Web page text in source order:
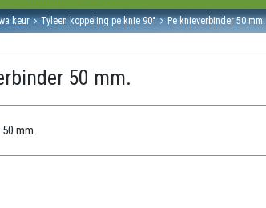
keur Tyleen koppeling pe knie 90° Pe knieverbinder 50 mm.
50 mm.
mm.